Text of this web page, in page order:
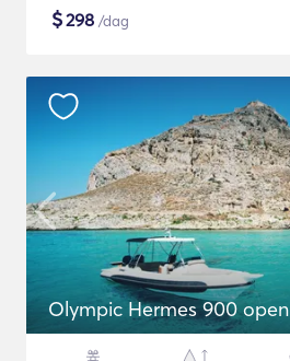
$298 /dag
Olympic Hermes 900 open